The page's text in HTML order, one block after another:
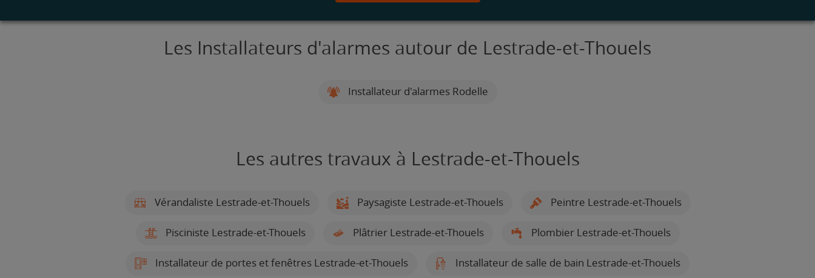
Les Installateurs d'alarmes autour de Lestrade-et-Thouels
Installateur d'alarmes Rodelle
Les autres travaux à Lestrade-et-Thouels
Vérandaliste Lestrade-et-Thouels Paysagiste Lestrade-et-Thouels Peintre Lestrade-et-Thouels
Pisciniste Lestrade-et-Thouels Plâtrier Lestrade-et-Thouels Plombier Lestrade-et-Thouels
Installateur de portes et fenêtres Lestrade-et-Thouels Installateur de salle de bain Lestrade-et-Thouels